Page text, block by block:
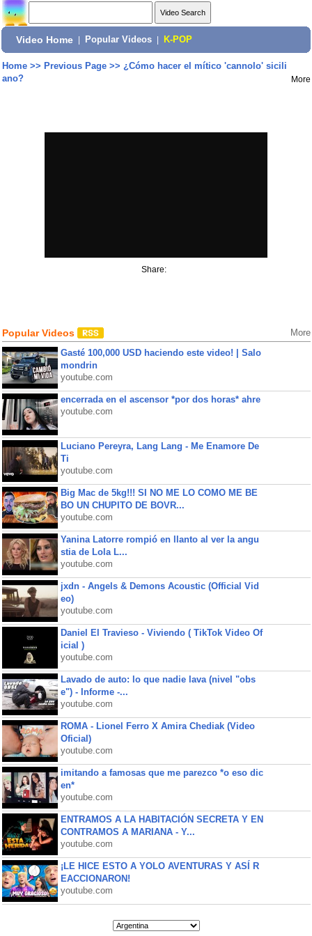
Video Home Popular Videos K-POP
Home>> Previous Page>> ¿Cómo hacer el mítico 'cannolo' sicili
ano?
More
Share:
Popular Videos More
Gasté 100,000 USD haciendo este video! | Salo
mondrin
youtube.com
encerrada en el ascensor *por dos horas* ahre
youtube.com
Luciano Pereyra, Lang Lang - Me Enamore De
Ti
youtube.com
Big Mac de 5kg!!! SI NO ME LO COMO ME BE
BO UN CHUPITO DE BOVR...
youtube.com
Yanina Latorre rompió en llanto al ver la angu
stia de Lola L...
youtube.com
jxdn - Angels & Demons Acoustic (Official Vid
eo)
youtube.com
Daniel El Travieso - Viviendo ( TikTok Video Of
icial )
youtube.com
Lavado de auto: lo que nadie lava (nivel "obs
e") - Informe -...
youtube.com
ROMA - Lionel Ferro X Amira Chediak (Video
Oficial)
youtube.com
imitando a famosas que me parezco *o eso dic
en*
youtube.com
ENTRAMOS A LA HABITACIÓN SECRETA Y EN
CONTRAMOS A MARIANA - Y...
youtube.com
¡LE HICE ESTO A YOLO AVENTURAS Y ASÍ R
EACCIONARON!
youtube.com